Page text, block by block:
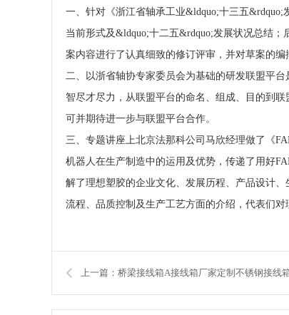
一、针对《浙江省轴承工业&ldquo;十三五
当前形式及&ldquo;十二五&rdquo;发展状况总结
案内容进行了认真细致的修订评审，并对草案的编
二、以浙省轴协专家委员会为基础的研发联盟平
智尽才尽力，从联盟平台的命名、组成、目的到
可并期待进一步与联盟平台合作。
三、专题讲座上北京法那科公司马欣经理做了《
机器人在生产制造中的运用及优势，传递了用好
解了理想塑胶的企业文化、发展历程、产品设计
流程、品质控制及生产工艺方面的介绍，代表们对
上一篇：桥梁接线箱A接线箱厂家定制不锈钢接线